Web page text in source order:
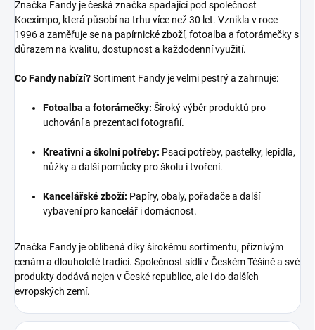
Značka Fandy je česká značka spadající pod společnost
Koeximpo, která působí na trhu více než 30 let. Vznikla v roce
1996 a zaměřuje se na papírnické zboží, fotoalba a fotorámečky s
důrazem na kvalitu, dostupnost a každodenní využití.
Co Fandy nabízí?Sortiment Fandy je velmi pestrý a zahrnuje:
Fotoalba a fotorámečky: Široký výběr produktů pro
uchování a prezentaci fotografií.
Kreativní a školní potřeby: Psací potřeby, pastelky, lepidla,
nůžky a další pomůcky pro školu i tvoření.
Kancelářské zboží: Papíry, obaly, pořadače a další
vybavení pro kancelář i domácnost.
Značka Fandy je oblíbená díky širokému sortimentu, příznivým
cenám a dlouholeté tradici. Společnost sídlí v Českém Těšíně a své
produkty dodává nejen v České republice, ale i do dalších
evropských zemí.